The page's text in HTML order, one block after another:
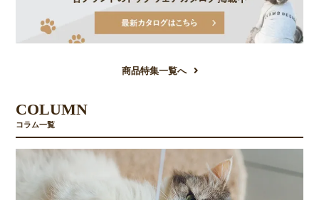
商品特集一覧へ
COLUMN
コラム一覧